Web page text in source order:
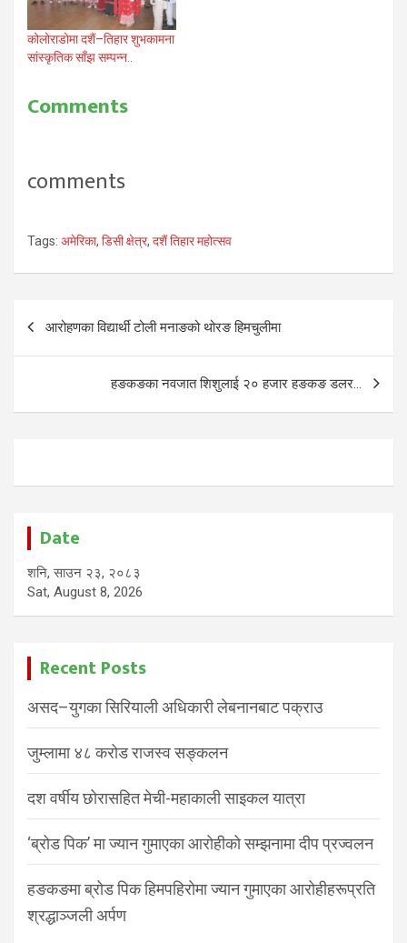
कोलोराडोमा दशैं–तिहार शुभकामना
सांस्कृतिक साँझ सम्पन्न..
Comments
comments
Tags: अमेरिका, डिसी क्षेत्र, दशैं तिहार महोत्सव
Post
navigation
आरोहणका विद्यार्थी टोली मनाङको थोरङ हिमचुलीमा
हङकङका नवजात शिशुलाई २० हजार हङकङ डलर…
Date
शनि, साउन २३, २०८३
Sat, August 8, 2026
Recent Posts
असद–युगका सिरियाली अधिकारी लेबनानबाट पक्राउ
जुम्लामा ४८ करोड राजस्व सङ्कलन
दश वर्षीय छोरासहित मेची-महाकाली साइकल यात्रा
‘ब्रोड पिक’ मा ज्यान गुमाएका आरोहीको सम्झनामा दीप प्रज्वलन
हङकङमा ब्रोड पिक हिमपहिरोमा ज्यान गुमाएका आरोहीहरूप्रति
श्रद्धाञ्जली अर्पण